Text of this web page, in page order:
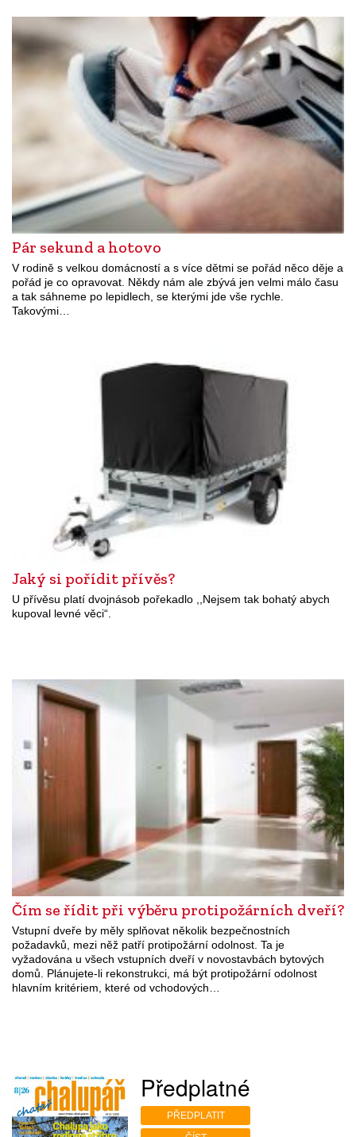
Pár sekund a hotovo
V rodině s velkou domácností a s více dětmi se pořád něco děje a
pořád je co opravovat. Někdy nám ale zbývá jen velmi málo času
a tak sáhneme po lepidlech, se kterými jde vše rychle.
Takovými…
Jaký si pořídit přívěs?
U přívěsu platí dvojnásob pořekadlo ,,Nejsem tak bohatý abych
kupoval levné věci“.
Čím se řídit při výběru protipožárních dveří?
Vstupní dveře by měly splňovat několik bezpečnostních
požadavků, mezi něž patří protipožární odolnost. Ta je
vyžadována u všech vstupních dveří v novostavbách bytových
domů. Plánujete-li rekonstrukci, má být protipožární odolnost
hlavním kritériem, které od vchodových…
Předplatné
PŘEDPLATIT